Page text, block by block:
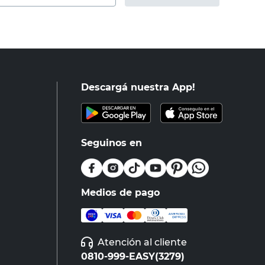
Descargá nuestra App!
Seguinos en
Medios de pago
Atención al cliente
0810-999-EASY(3279)